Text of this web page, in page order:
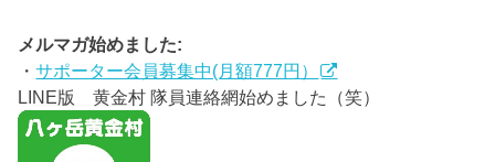
メルマガ始めました:
・サポーター会員募集中(月額777円）
LINE版 黄金村 隊員連絡網始めました（笑）